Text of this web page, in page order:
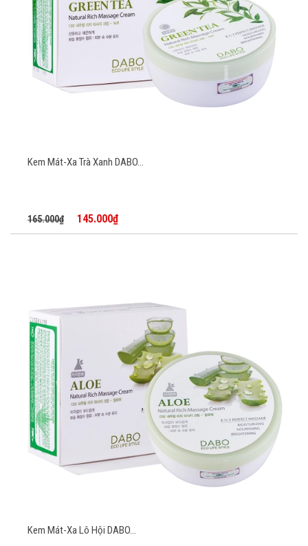
Kem Mát-Xa Trà Xanh DABO...
165.000₫ 145.000₫
Kem Mát-Xa Lô Hội DABO...